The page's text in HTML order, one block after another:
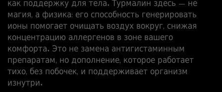
как поддержку для тела. Турмалин здесь — не
магия, а физика: его способность генерировать
ионы помогает очищать воздух вокруг, снижая
концентрацию аллергенов в зоне вашего
комфорта. Это не замена антигистаминным
препаратам, но дополнение, которое работает
тихо, без побочек, и поддерживает организм
изнутри.